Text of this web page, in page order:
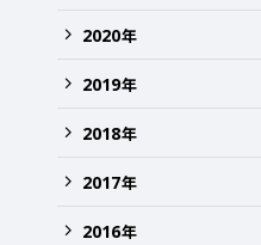
2020年
2019年
2018年
2017年
2016年